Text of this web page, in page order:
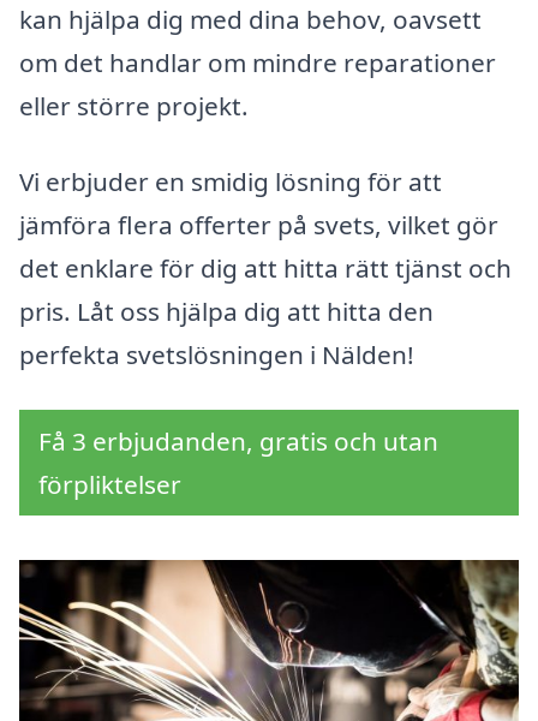
kan hjälpa dig med dina behov, oavsett
om det handlar om mindre reparationer
eller större projekt.
Vi erbjuder en smidig lösning för att
jämföra flera offerter på svets, vilket gör
det enklare för dig att hitta rätt tjänst och
pris. Låt oss hjälpa dig att hitta den
perfekta svetslösningen i Nälden!
Få 3 erbjudanden, gratis och utan
förpliktelser